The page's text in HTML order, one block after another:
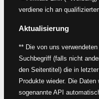
verdiene ich an
Aktualisierung
** Die von uns
Suchbegriff (falls nicht
den Seitentitel) die in
Produkte wieder. Die
sogenannte API